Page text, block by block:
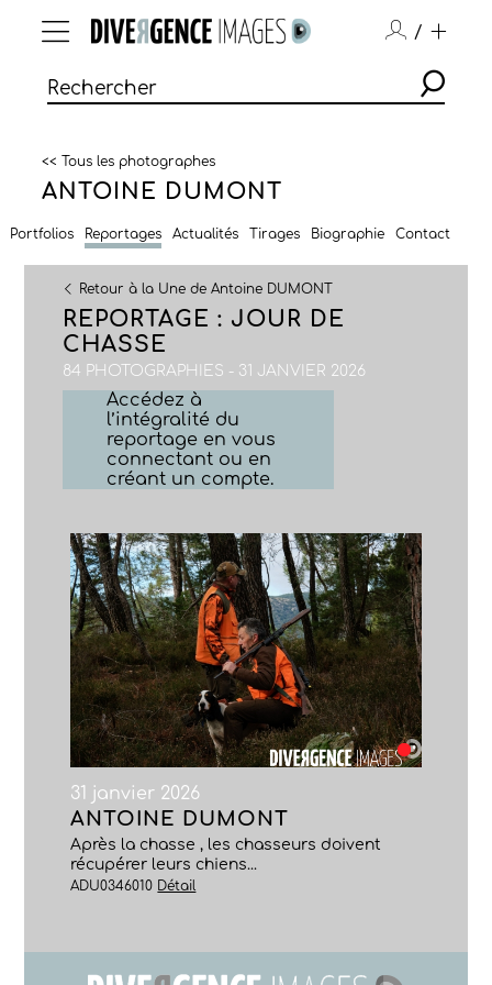
/
<< Tous les photographes
ANTOINE DUMONT
Portfolios Reportages Actualités Tirages Biographie Contact
Retour à la Une de Antoine DUMONT
REPORTAGE : JOUR DE
CHASSE
84 PHOTOGRAPHIES - 31 JANVIER 2026
Accédez à
l’intégralité du
reportage en vous
connectant ou en
créant un compte.
31 janvier 2026
ANTOINE DUMONT
Après la chasse , les chasseurs doivent
récupérer leurs chiens...
ADU0346010 Détail